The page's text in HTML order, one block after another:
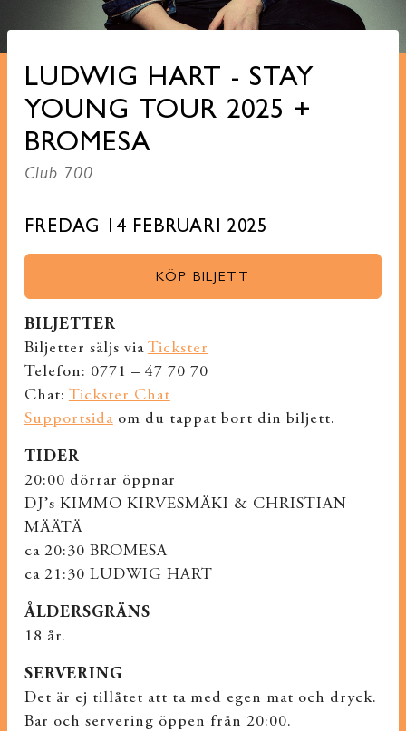
LUDWIG HART - STAY
YOUNG TOUR 2025 +
BROMESA
Club 700
FREDAG 14 FEBRUARI 2025
KÖP BILJETT
BILJETTER
Biljetter säljs via Tickster
Telefon: 0771 – 47 70 70
Chat: Tickster Chat
Supportsidaom du tappat bort din biljett.
TIDER
20:00 dörrar öppnar
DJ’s KIMMO KIRVESMÄKI & CHRISTIAN
MÄÄTÄ
ca 20:30 BROMESA
ca 21:30 LUDWIG HART
ÅLDERSGRÄNS
18 år.
SERVERING
Det är ej tillåtet att ta med egen mat och dryck.
Bar och servering öppen från 20:00.